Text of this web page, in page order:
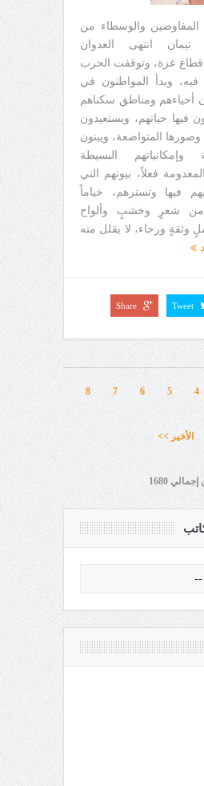
المفاوضين والوسطاء من
انتهى العدوان
قطاع غزة، وتوقفت الحرب
فيه، وبدأ المواطنون في
أحياءهم ومناطق سكناهم
فيها حياتهم، ويستعيدون
وصورها المتواضعة، ويبنون
وإمكانياتهم البسيطة
فعلاً، بيوتهم التي
فيها وتسترهم، خياماً
من شعرٍ وخشبٍ وألواح
وثقةٍ ورجاء، لا يقلل منه
Tweet
Share
4
5
6
7
8
الأخير >>